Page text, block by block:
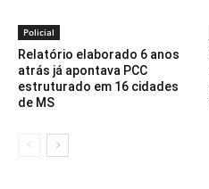
Policial
Relatório elaborado 6 anos
atrás já apontava PCC
estruturado em 16 cidades
de MS